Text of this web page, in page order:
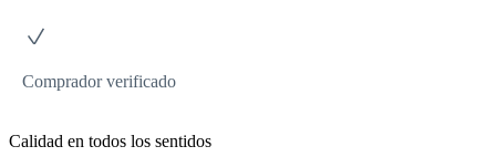
Comprador verificado
Calidad en todos los sentidos